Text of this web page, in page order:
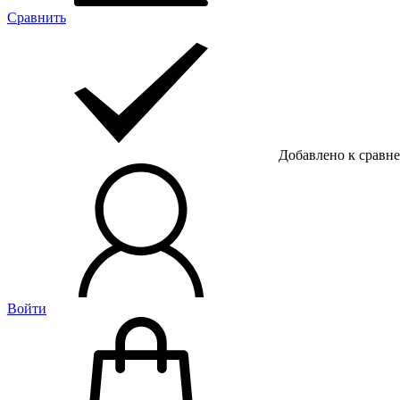
Сравнить
Добавлено к
Войти